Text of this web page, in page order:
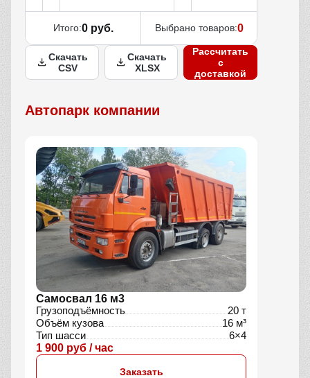
Итого:0 руб. Выбрано товаров:0
Скачать
CSV
Скачать
XLSX
Рассчитать
с
доставкой
Автопарк компании
Самосвал 16 м3
Грузоподъёмность
20 т
Объём кузова
16 м³
Тип шасси
6×4
1 900 руб / час
Заказать